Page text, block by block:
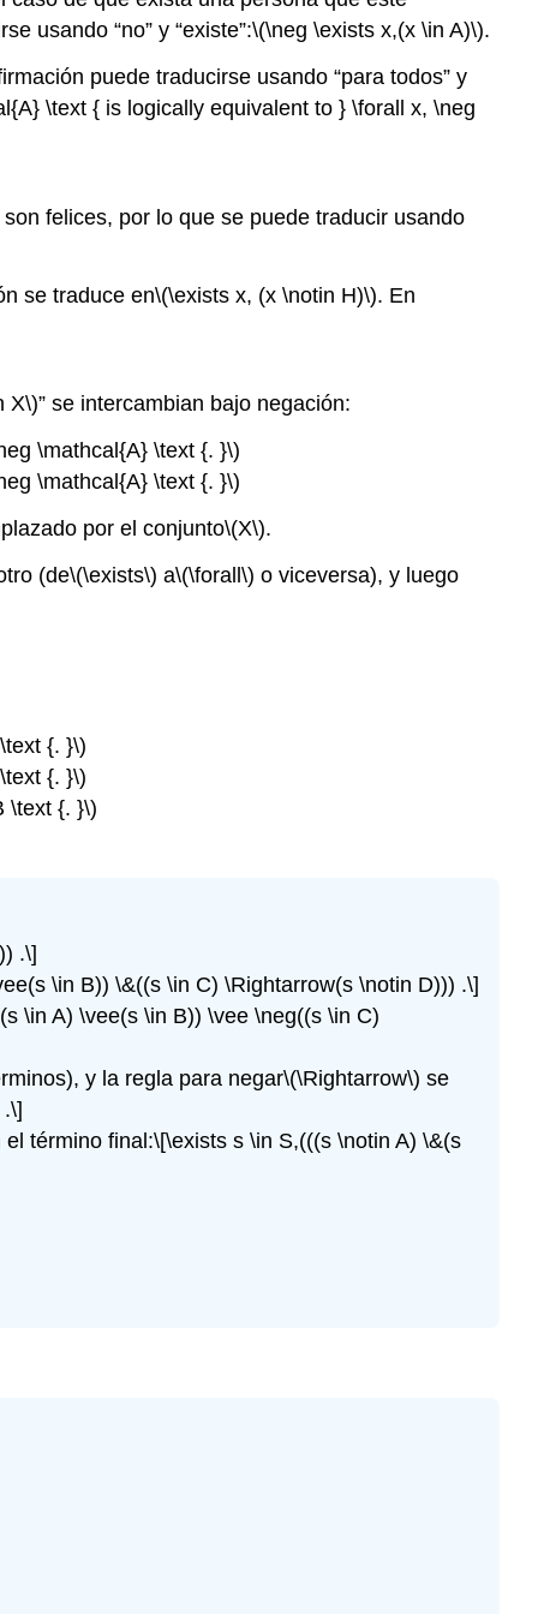
usando “no” y “existe”:\(\neg \exists x,(x \in A)\).
puede traducirse usando “para todos” y
\text { is logically equivalent to } \forall x, \neg
felices, por lo que se puede traducir usando
se traduce en\(\exists x, (x \notin H)\). En
X\)” se intercambian bajo negación:
\mathcal{A} \text {. }\)
\mathcal{A} \text {. }\)
por el conjunto\(X\).
(de\(\exists\) a\(\forall\) o viceversa), y luego
{. }\)
{. }\)
\text {. }\)
.\]
\in B)) \&((s \in C) \Rightarrow(s \notin D))) .\]
\in A) \vee(s \in B)) \vee \neg((s \in C)
y la regla para negar\(\Rightarrow\) se
término final:\[\exists s \in S,(((s \notin A) \&(s